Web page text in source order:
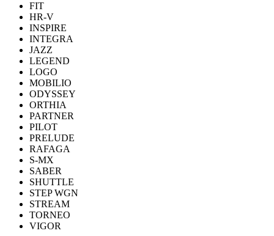
FIT
HR-V
INSPIRE
INTEGRA
JAZZ
LEGEND
LOGO
MOBILIO
ODYSSEY
ORTHIA
PARTNER
PILOT
PRELUDE
RAFAGA
S-MX
SABER
SHUTTLE
STEP WGN
STREAM
TORNEO
VIGOR